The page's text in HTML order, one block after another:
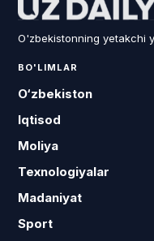
O'zbekistonning yetakchi
BO'LIMLAR
O‘zbekiston
Iqtisod
Moliya
Texnologiyalar
Madaniyat
Sport